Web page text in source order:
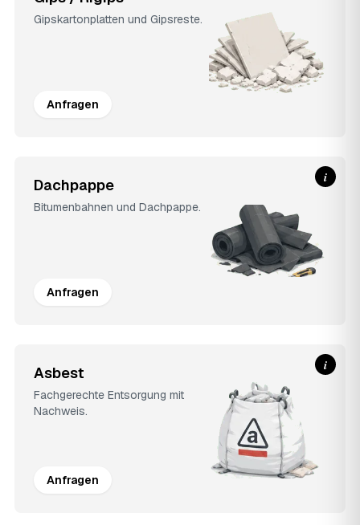
Gipskartonplatten und Gipsreste.
Anfragen
Dachpappe
Bitumenbahnen und Dachpappe.
Anfragen
i
Asbest
Fachgerechte Entsorgung mit
Nachweis.
Anfragen
i